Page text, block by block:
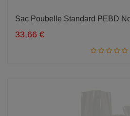
Ajouter au
Sac Poubelle Standard PEBD
33,66 €